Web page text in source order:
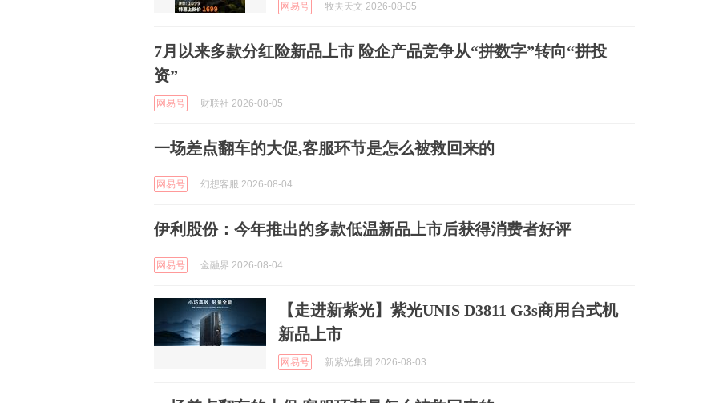
网易号 牧夫天文 2026-08-05
7月以来多款分红险新品上市 险企产品竞争从“拼数字”转向“拼投
资”
网易号 财联社 2026-08-05
一场差点翻车的大促,客服环节是怎么被救回来的
网易号 幻想客服 2026-08-04
伊利股份：今年推出的多款低温新品上市后获得消费者好评
网易号 金融界 2026-08-04
【走进新紫光】紫光UNIS D3811 G3s商用台式机
新品上市
网易号 新紫光集团 2026-08-03